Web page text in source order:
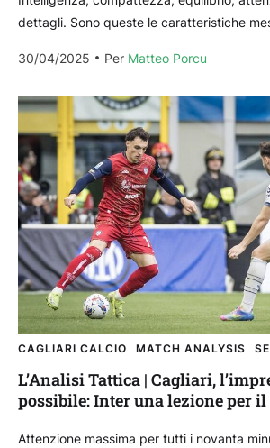
dettagli. Sono queste le caratteristiche
30/04/2025
Per Matteo Porcu
CAGLIARI CALCIO MATCH ANALYSIS
L’Analisi Tattica | Cagliari,
possibile: Inter una lezione per
Attenzione massima per tutti i novanta